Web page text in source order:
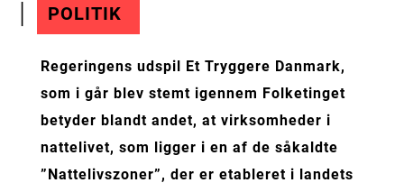
POLITIK
Regeringens udspil Et Tryggere Danmark,
som i går blev stemt igennem Folketinget
betyder blandt andet, at virksomheder i
nattelivet, som ligger i en af de såkaldte
”Nattelivszoner”, der er etableret i landets